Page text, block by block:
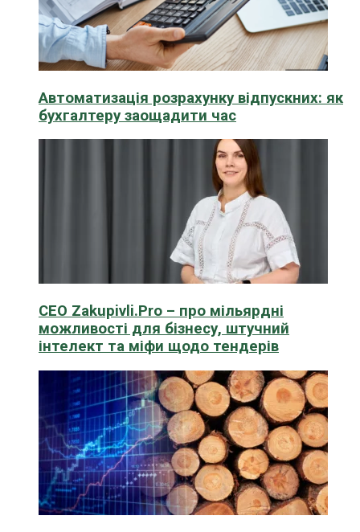
Автоматизація розрахунку відпускних: як
бухгалтеру заощадити час
CEO Zakupivli.Pro – про мільярдні
можливості для бізнесу, штучний
інтелект та міфи щодо тендерів